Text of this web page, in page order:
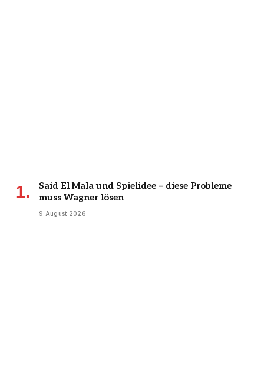
Said El Mala und Spielidee – diese Probleme
muss Wagner lösen
9 August 2026